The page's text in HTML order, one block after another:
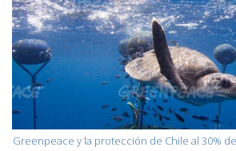
Greenpeace y la protección de Chile al 30%